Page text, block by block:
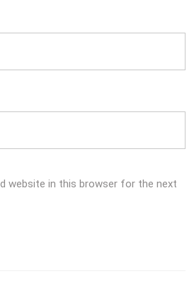
website in this browser for the next